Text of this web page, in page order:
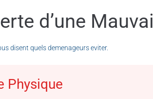
d’une
disent quels demenageurs eviter.
Physique